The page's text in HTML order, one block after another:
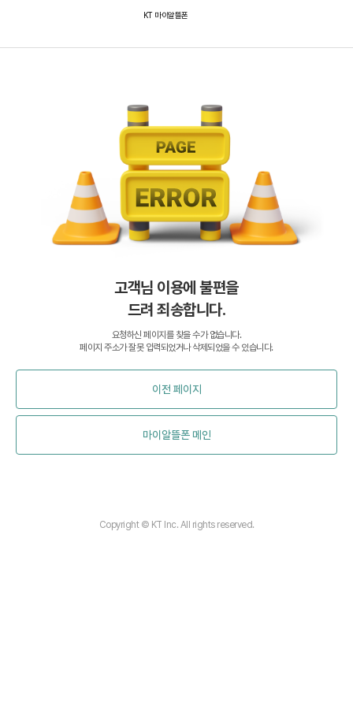
KT 마이알뜰폰
고객님 이용에 불편을
드려 죄송합니다.
요청하신 페이지를 찾을 수가 없습니다.
페이지 주소가 잘못 입력되었거나 삭제되었을 수 있습니다.
이전 페이지
마이알뜰폰 메인
Copyright © KT Inc. All rights reserved.